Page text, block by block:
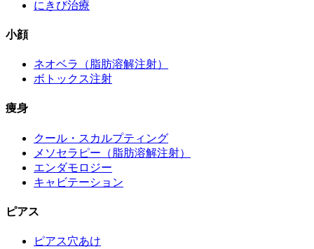
にきび治療
小顔
ネオベラ（脂肪溶解注射）
ボトックス注射
痩身
クール・スカルプティング
メソセラピー（脂肪溶解注射）
エンダモロジー
キャビテーション
ピアス
ピアス穴あけ